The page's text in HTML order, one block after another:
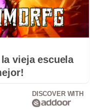
vieja escuela
DISCOVER WITH